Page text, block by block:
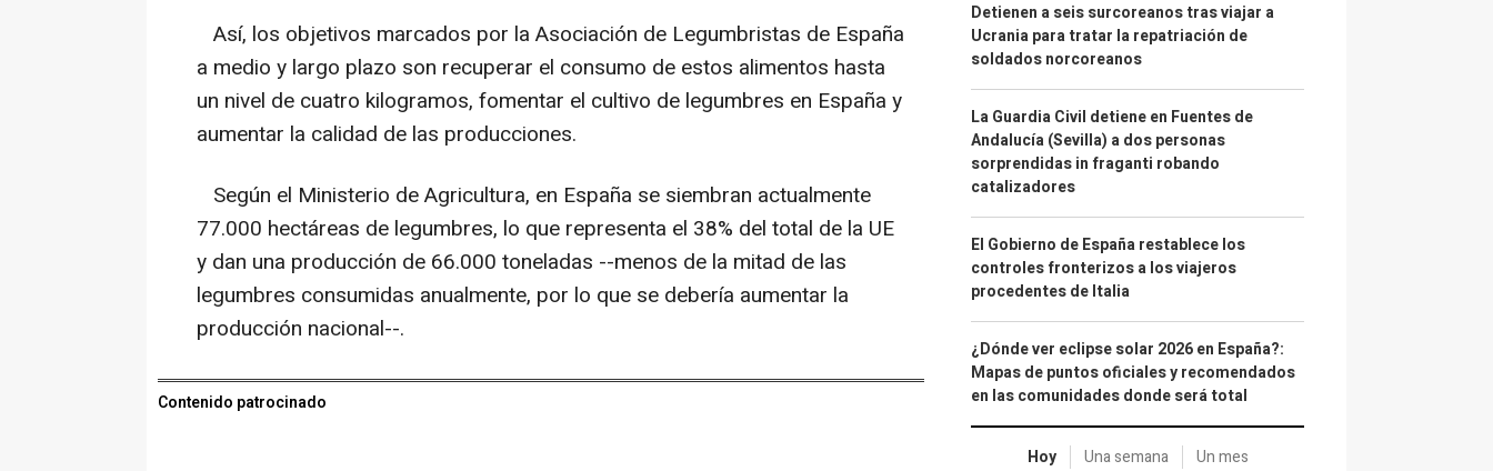
Así, los objetivos marcados por la Asociación de Legumbristas de España
a medio y largo plazo son recuperar el consumo de estos alimentos hasta
un nivel de cuatro kilogramos, fomentar el cultivo de legumbres en España y
aumentar la calidad de las producciones.
Según el Ministerio de Agricultura, en España se siembran actualmente
77.000 hectáreas de legumbres, lo que representa el 38% del total de la UE
y dan una producción de 66.000 toneladas --menos de la mitad de las
legumbres consumidas anualmente, por lo que se debería aumentar la
producción nacional--.
Contenido patrocinado
Detienen a seis surcoreanos tras viajar a
Ucrania para tratar la repatriación de
soldados norcoreanos
La Guardia Civil detiene en Fuentes de
Andalucía (Sevilla) a dos personas
sorprendidas in fraganti robando
catalizadores
El Gobierno de España restablece los
controles fronterizos a los viajeros
procedentes de Italia
¿Dónde ver eclipse solar 2026 en España?:
Mapas de puntos oficiales y recomendados
en las comunidades donde será total
Hoy Una semana Un mes